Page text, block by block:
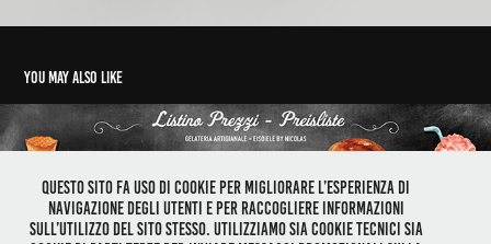
You may also like
GELATERIA BY NICOLAS, BOLZANO
Questo sito fa uso di cookie per migliorare l’esperienza di
navigazione degli utenti e per raccogliere informazioni
sull’utilizzo del sito stesso. Utilizziamo sia cookie tecnici sia